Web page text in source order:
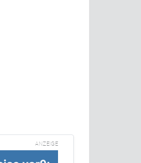
ANZEIGE